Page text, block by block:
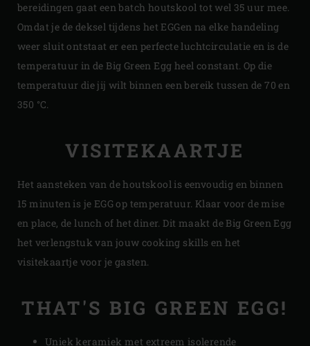
bereidingen gaat een batch houtskool tot wel 35 uur mee.
Omdat je de deksel tijdens het EGGen na elke handeling
weer sluit ontstaat er een perfecte luchtcirculatie en is de
temperatuur in de Big Green Egg heel constant. Op die
temperatuur die jij wilt binnen een bereik tussen de 70 en
350 °C.
VISITEKAARTJE
Het aansteken van de houtskool is eenvoudig en binnen
15 minuten is je EGG op temperatuur. Klaar voor de mise
en place, de lunch of het diner. Dit maakt de Big Green Egg
het verlengstuk van jouw cooking skills en het
visitekaartje voor je gasten.
THAT'S BIG GREEN EGG!
Uniek keramiek met extreem isolerende